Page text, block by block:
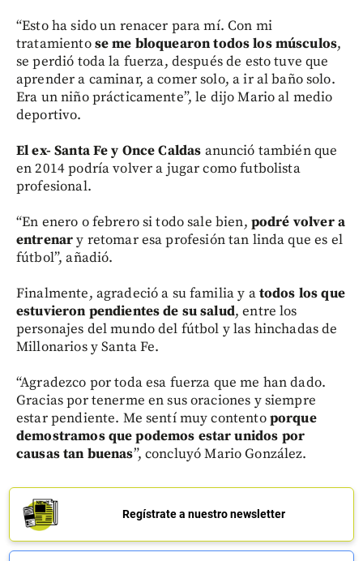
“Esto ha sido un renacer para mí. Con mi
tratamientose me bloquearon todos los músculos,
se perdió toda la fuerza, después de esto tuve que
aprender a caminar, a comer solo, a ir al baño solo.
Era un niño prácticamente”, le dijo Mario al medio
deportivo.
El ex- Santa Fe y Once Caldas anunció también que
en 2014 podría volver a jugar como futbolista
profesional.
“En enero o febrero si todo sale bien, podré volver a
entrenary retomar esa profesión tan linda que es el
fútbol”, añadió.
Finalmente, agradeció a su familia y atodos los que
estuvieron pendientes de su salud, entre los
personajes del mundo del fútbol y las hinchadas de
Millonarios y Santa Fe.
“Agradezco por toda esa fuerza que me han dado.
Gracias por tenerme en sus oraciones y siempre
estar pendiente. Me sentí muy contentoporque
demostramos que podemos estar unidos por
causas tan buenas”, concluyó Mario González.
Regístrate a nuestro newsletter